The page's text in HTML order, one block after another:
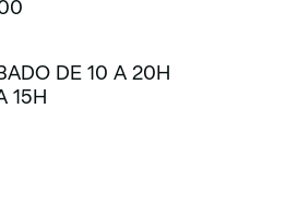
DE 10 A 20H
15H